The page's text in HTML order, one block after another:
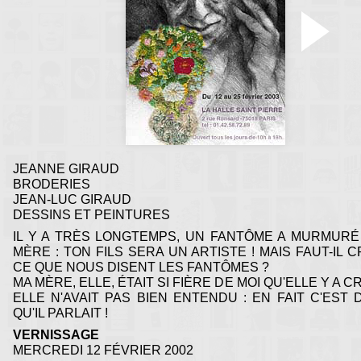
JEANNE GIRAUD
BRODERIES
JEAN-LUC GIRAUD
DESSINS ET PEINTURES
IL Y A TRÈS LONGTEMPS, UN FANTÔME A
MÈRE : TON FILS SERA UN ARTISTE ! MAIS FAUT-IL
CE QUE NOUS DISENT LES FANTÔMES ?
MA MÈRE, ELLE, ÉTAIT SI FIÈRE DE MOI QU'ELLE Y A
ELLE N'AVAIT PAS BIEN ENTENDU : EN FAIT C'EST
QU'IL PARLAIT !
VERNISSAGE
MERCREDI 12 FÉVRIER 2002
Toutes ses cartes :